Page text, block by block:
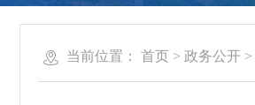
当前位置： 首页 > 政务公开 >